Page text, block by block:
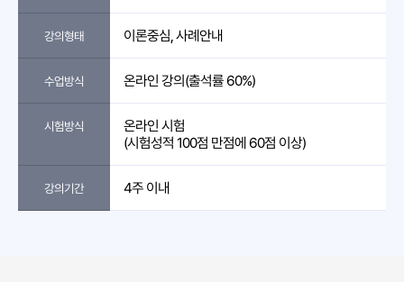
강의형태 이론중심, 사례안내
수업방식 온라인 강의(출석률 60%)
시험방식
온라인 시험
(시험성적 100점 만점에 60점 이상)
강의기간 4주 이내